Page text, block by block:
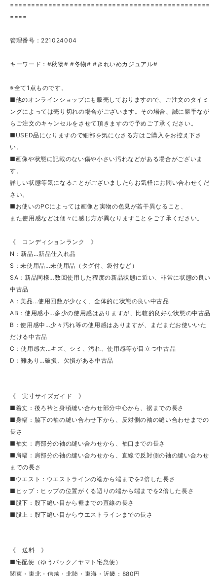
===============================================
====
管理番号：221024004
キーワード：#秋物# #冬物# #きれいめカジュアル#
※全て1点ものです。
■他のオンラインショップにも販売しておりますので、ご注文のタイミ
ングによっては売り切れの場合がございます。その場合、誠に勝手なが
らご注文のキャンセルをさせて頂きますので予めご了承ください。
■USED品になりますので細部を気になさる方はご購入をお控え下さ
い。
■画像や状態に記載のない傷や小さい汚れなどがある場合がございま
す。
詳しい状態等気になることがございましたらお気軽にお問い合わせくだ
さい。
■お使いのPCによっては画像と実物の色見が若干異なること、
また使用感などは個々に感じ方が異なりますことをご了承ください。
《 コンディションランク 》
N：新品…新品仕入れ品
S：未使用品…未使用品（タグ付、袋付など）
SA：新品同様…数回使用した程度の新品状態に近い、非常に状態の良い
中古品
A：美品…使用回数が少なく、全体的に状態の良い中古品
AB：使用感小…多少の使用感はありますが、比較的良好な状態の中古品
B：使用感中…少々汚れ等の使用感はありますが、まだまだお使いいた
だける中古品
C：使用感大…キズ、シミ、汚れ、使用感等が目立つ中古品
D：難あり…破損、欠損がある中古品
《 実寸サイズガイド 》
■着丈：後ろ衿と身頃縫い合わせ部分中心から、裾までの長さ
■身幅：脇下の袖の縫い合わせ下から、反対側の袖の縫い合わせまでの
長さ
■袖丈：肩部分の袖の縫い合わせから、袖口までの長さ
■肩幅：肩部分の袖の縫い合わせから、直線で反対側の袖の縫い合わせ
までの長さ
■ウエスト：ウエストラインの端から端までを2倍した長さ
■ヒップ：ヒップの位置がくる辺りの端から端までを2倍した長さ
■股下：股下縫い目から裾までの直線の長さ
■股上：股下縫い目からウエストラインまでの長さ
《 送料 》
■宅配便（ゆうパック／ヤマト宅急便）
関東・東北・信越・北陸・東海・近畿：880円